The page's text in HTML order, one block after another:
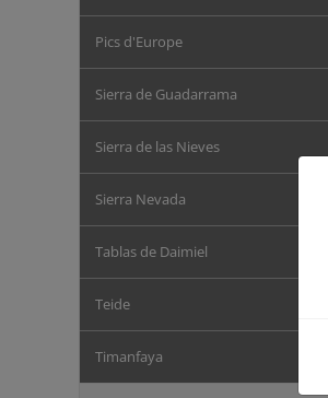
Pics d'Europe
Sierra de Guadarrama
Sierra de las Nieves
Sierra Nevada
Tablas de Daimiel
Teide
Timanfaya